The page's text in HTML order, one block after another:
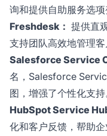
询和提供自助服务选项
Freshdesk： 提供直
支持团队高效地管理客
Salesforce Service
名，Salesforce
图，增强了个性化支持
HubSpot Service
化和客户反馈，帮助企